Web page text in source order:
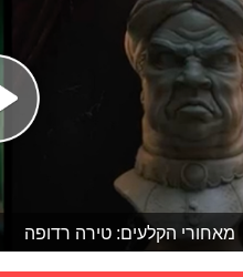
מאחורי הקלעים: טירה רדופה